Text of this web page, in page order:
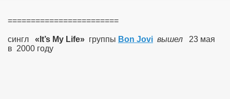
========================
сингл «It’s My Life» группы Bon Jovi вышел
23 мая
в 2000 году